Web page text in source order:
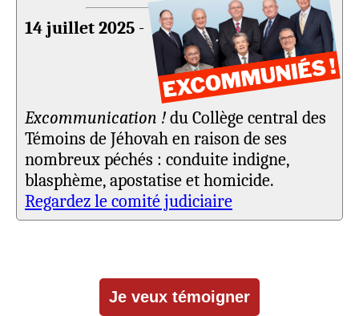
14 juillet 2025 -
Excommunication !du Collège central des
Témoins de Jéhovah en raison de ses
nombreux péchés : conduite indigne,
blasphème, apostatise et homicide.
Regardez le comité judiciaire